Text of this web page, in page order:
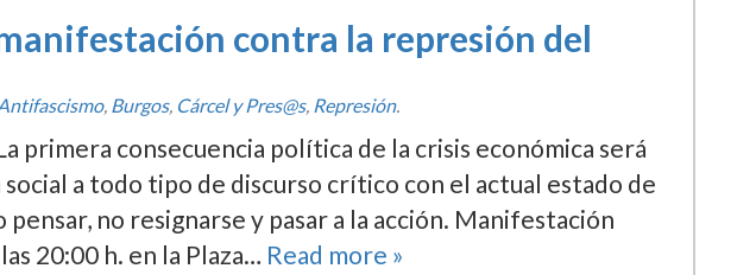
contra la represión del
, Burgos, Cárcel y Pres@s, Represión.
primera consecuencia polí­tica de la crisis económica será
a todo tipo de discurso crí­tico con el actual estado de
pensar, no resignarse y pasar a la acción. Manifestación
20:00 h. en la Plaza… Read more »